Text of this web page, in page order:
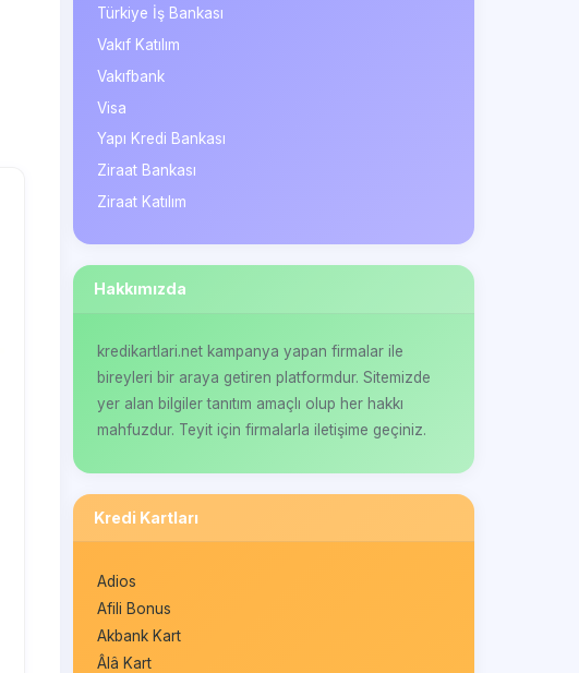
Türkiye İş Bankası
Vakıf Katılım
Vakıfbank
Visa
Yapı Kredi Bankası
Ziraat Bankası
Ziraat Katılım
Hakkımızda
kredikartlari.net kampanya yapan firmalar ile
bireyleri bir araya getiren platformdur. Sitemizde
yer alan bilgiler tanıtım amaçlı olup her hakkı
mahfuzdur. Teyit için firmalarla iletişime geçiniz.
Kredi Kartları
Adios
Afili Bonus
Akbank Kart
Âlâ Kart